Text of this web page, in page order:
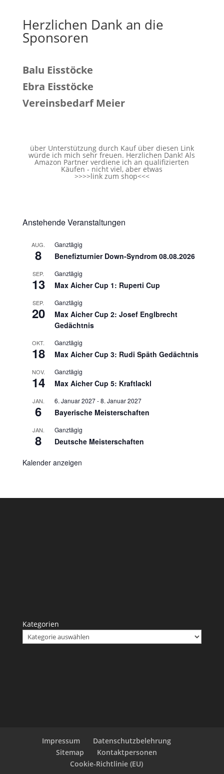
Herzlichen Dank an die
Sponsoren
Balu Eisstöcke
Ebra Eisstöcke
Vereinsbedarf Meier
über Unterstützung durch Kauf über diesen Link
würde ich mich sehr freuen. Herzlichen Dank! Als
Amazon Partner verdiene ich an qualifizierten
Käufen - nicht viel, aber etwas
>>>>link zum shop<<<
Anstehende Veranstaltungen
AUG.
8
Ganztägig
Benefizturnier Down-Syndrom 08.08.2026
SEP.
13
Ganztägig
Max Aicher Cup 1: Ruperti Cup
SEP.
20
Ganztägig
Max Aicher Cup 2: Josef Englbrecht
Gedächtnis
OKT.
18
Ganztägig
Max Aicher Cup 3: Rudi Späth Gedächtnis
NOV.
14
Ganztägig
Max Aicher Cup 5: Kraftlackl
JAN.
6
6. Januar 2027-8. Januar 2027
Bayerische Meisterschaften
JAN.
8
Ganztägig
Deutsche Meisterschaften
Kalender anzeigen
Kategorien
Impressum
Datenschutzbelehrung
Sitemap
Kontaktpersonen
Cookie-Richtlinie (EU)